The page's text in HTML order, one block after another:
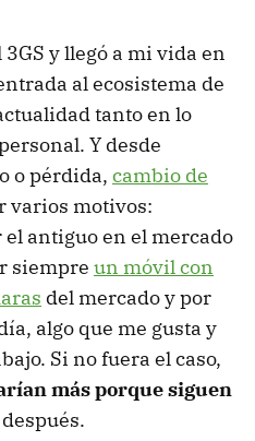
y llegó a mi vida en
al ecosistema de
tanto en lo
Y desde
o pérdida, cambio de
varios motivos:
antiguo en el mercado
siempre un móvil con
del mercado y por
algo que me gusta y
Si no fuera el caso,
más porque siguen